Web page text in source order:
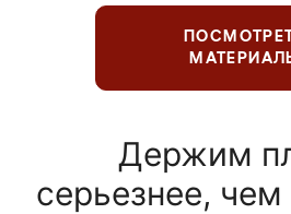
Держим
серьезнее,